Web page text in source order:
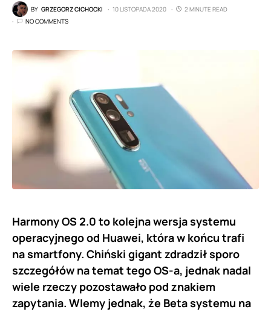
BY GRZEGORZ CICHOCKI 10 LISTOPADA 2020
2 MINUTE READ
NO COMMENTS
Harmony OS 2.0 to kolejna wersja systemu
operacyjnego od Huawei, która w końcu trafi
na smartfony. Chiński gigant zdradził sporo
szczegółów na temat tego OS-a, jednak nadal
wiele rzeczy pozostawało pod znakiem
zapytania. WIemy jednak, że Beta systemu na